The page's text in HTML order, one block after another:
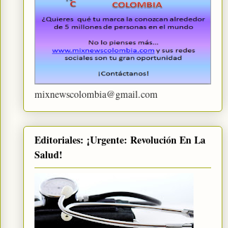
mixnewscolombia@gmail.com
Editoriales: ¡Urgente: Revolución En La
Salud!